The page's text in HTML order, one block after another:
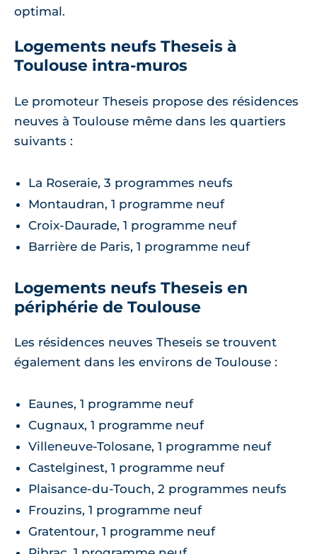
optimal.
Logements neufs Theseis à
Toulouse intra-muros
Le promoteur Theseis propose des résidences
neuves à Toulouse même dans les quartiers
suivants :
La Roseraie, 3 programmes neufs
Montaudran, 1 programme neuf
Croix-Daurade, 1 programme neuf
Barrière de Paris, 1 programme neuf
Logements neufs Theseis en
périphérie de Toulouse
Les résidences neuves Theseis se trouvent
également dans les environs de Toulouse :
Eaunes, 1 programme neuf
Cugnaux, 1 programme neuf
Villeneuve-Tolosane, 1 programme neuf
Castelginest, 1 programme neuf
Plaisance-du-Touch, 2 programmes neufs
Frouzins, 1 programme neuf
Gratentour, 1 programme neuf